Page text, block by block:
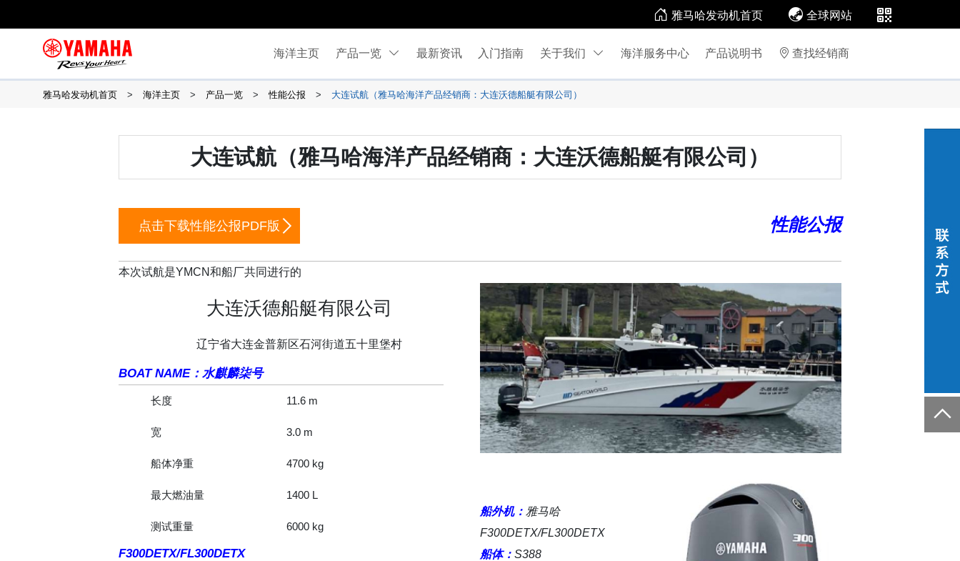
雅马哈发动机首页 全球网站
海洋主页 产品一览 最新资讯 入门指南 关于我们 海洋服务中心 产品说明书 查找经销商
雅马哈发动机首页 海洋主页 产品一览 性能公报 大连试航（雅马哈海洋产品经销商：大连沃德船艇有限公司）
大连试航（雅马哈海洋产品经销商：大连沃德船艇有限公司）
点击下载性能公报PDF版 性能公报
本次试航是YMCN和船厂共同进行的
大连沃德船艇有限公司
辽宁省大连金普新区石河街道五十里堡村
BOAT NAME：水麒麟柒号
长度 11.6 m
宽 3.0 m
船体净重 4700 kg
最大燃油量 1400 L
测试重量 6000 kg
F300DETX/FL300DETX
船外机： 雅马哈
F300DETX/FL300DETX
船体： S388